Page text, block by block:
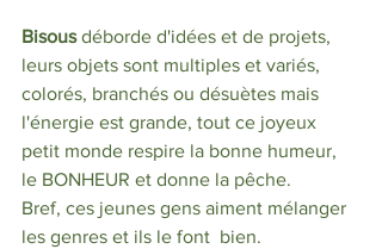
Bisous déborde d'idées et de projets,
leurs objets sont multiples et variés,
colorés, branchés ou désuètes mais
l'énergie est grande, tout ce joyeux
petit monde respire la bonne humeur,
le BONHEUR et donne la pêche.
Bref, ces jeunes gens aiment mélanger
les genres et ils le font  bien.